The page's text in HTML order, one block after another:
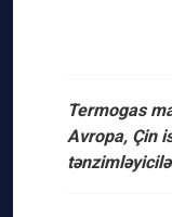
Termogas
Avropa, Çin